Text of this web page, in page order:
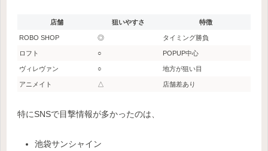
店舗 狙いやすさ 特徴
ROBO SHOP ◎ タイミング勝負
ロフト ○ POPUP中心
ヴィレヴァン ○ 地方が狙い目
アニメイト △ 店舗差あり
特にSNSで目撃情報が多かったのは、
池袋サンシャイン